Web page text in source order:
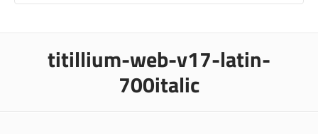
titillium-web-v17-latin-
700italic